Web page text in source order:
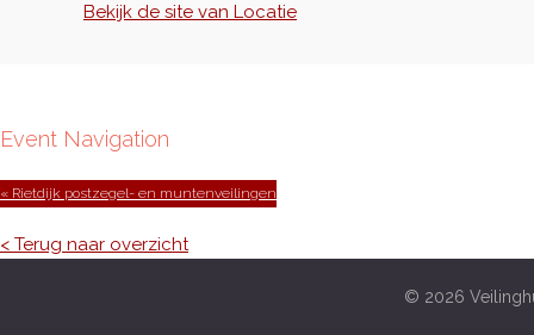
Bekijk de site van Locatie
Event Navigation
« Rietdijk postzegel- en muntenveilingen
< Terug naar overzicht
© 2026